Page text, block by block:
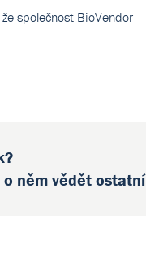
společnost BioVendor
něm vědět